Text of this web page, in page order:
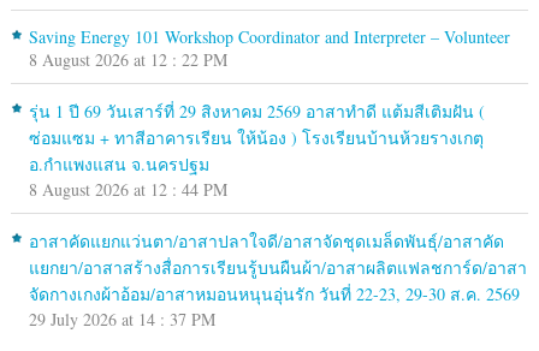
Saving Energy 101 Workshop Coordinator and Interpreter – Volunteer
8 August 2026 at 12 : 22 PM
รุ่น 1 ปี 69 วันเสาร์ที่ 29 สิงหาคม 2569 อาสาทำดี แต้มสีเติมฝัน (
ซ่อมแซม + ทาสีอาคารเรียน ให้น้อง ) โรงเรียนบ้านห้วยรางเกตุ
อ.กำแพงแสน จ.นครปฐม
8 August 2026 at 12 : 44 PM
อาสาคัดแยกแว่นตา/อาสาปลาใจดี/อาสาจัดชุดเมล็ดพันธุ์/อาสาคัด
แยกยา/อาสาสร้างสื่อการเรียนรู้บนผืนผ้า/อาสาผลิตแฟลชการ์ด/อาสา
จัดกางเกงผ้าอ้อม/อาสาหมอนหนุนอุ่นรัก วันที่ 22-23, 29-30 ส.ค. 2569
29 July 2026 at 14 : 37 PM